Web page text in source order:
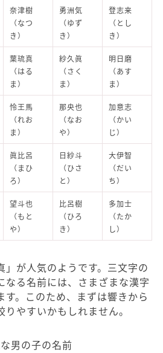
奈津樹
（なつ
き）
勇洲気
（ゆず
き）
登志来
（とし
き）
葉琉真
（はる
ま）
紗久眞
（さく
ま）
明日磨
（あす
ま）
怜王馬
（れお
ま）
那央也
（なお
や）
加意志
（かい
じ）
眞比呂
（まひ
ろ）
日紗斗
（ひさ
と）
大伊智
（だい
ち）
望斗也
（もと
や）
比呂樹
（ひろ
き）
多加士
（たか
し）
」が人気のようです。三文字の
なる名前には、さまざまな漢字
す。このため、まずは響きから
やすいかもしれません。
男の子の名前